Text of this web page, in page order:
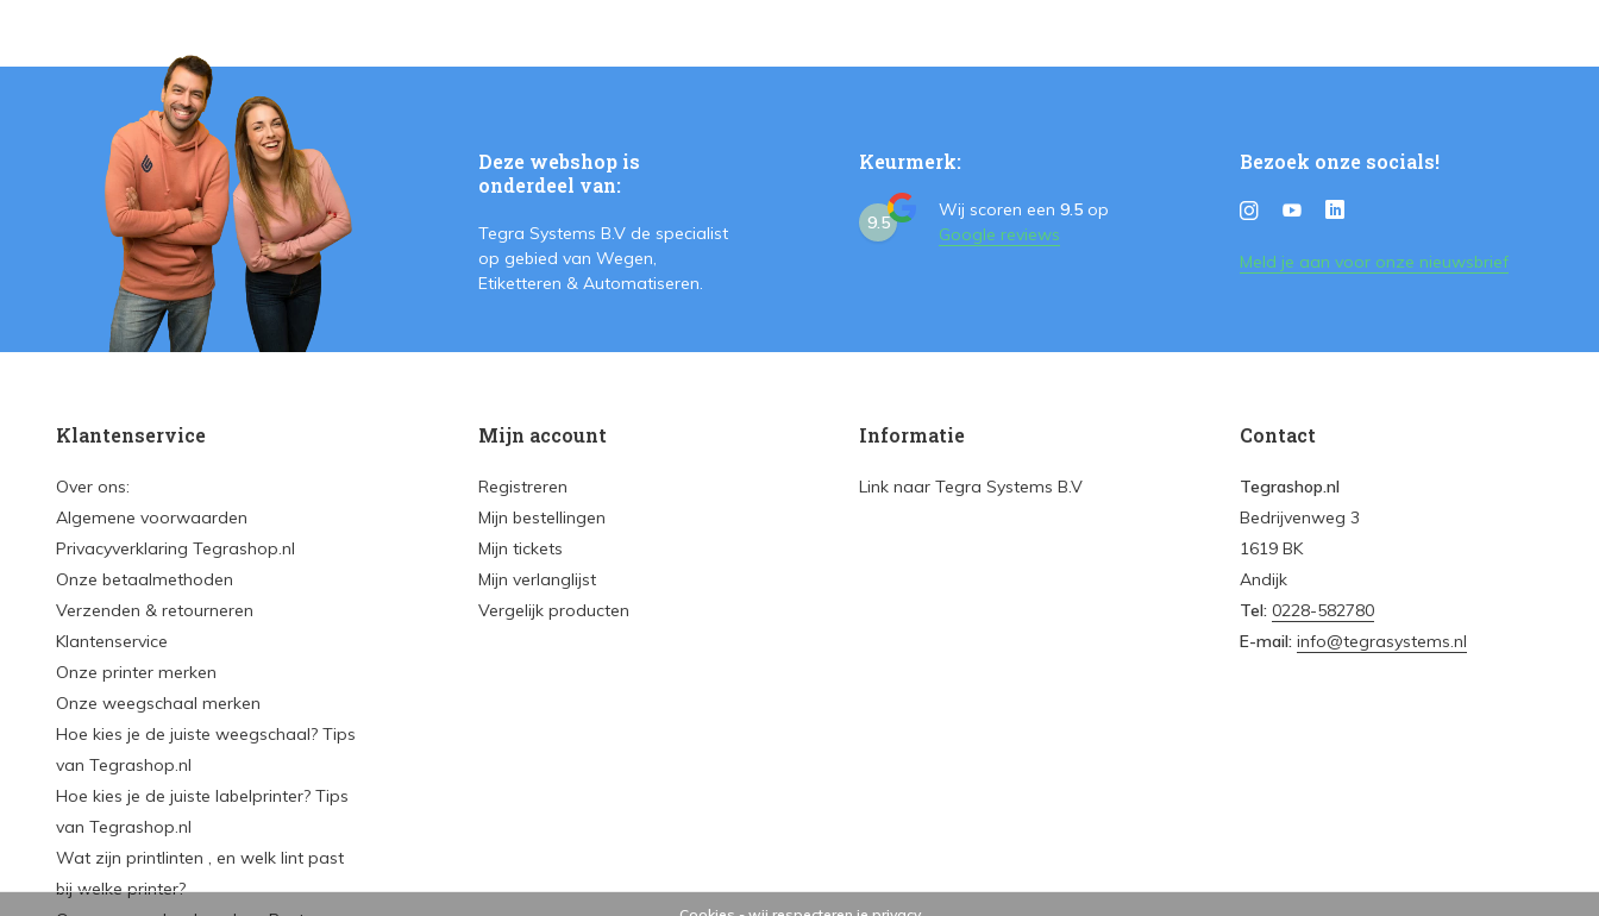
Deze webshop is
onderdeel van:
Tegra Systems B.V de specialist
op gebied van Wegen,
Etiketteren & Automatiseren.
Keurmerk:
9.5
Wij scoren een 9.5 op
Google reviews
Bezoek onze socials!
Meld je aan voor onze nieuwsbrief
Klantenservice
Over ons:
Algemene voorwaarden
Privacyverklaring Tegrashop.nl
Onze betaalmethoden
Verzenden & retourneren
Klantenservice
Onze printer merken
Onze weegschaal merken
Hoe kies je de juiste weegschaal? Tips
van Tegrashop.nl
Hoe kies je de juiste labelprinter? Tips
van Tegrashop.nl
Wat zijn printlinten , en welk lint past
bij welke printer?
Mijn account
Registreren
Mijn bestellingen
Mijn tickets
Mijn verlanglijst
Vergelijk producten
Informatie
Link naar Tegra Systems B.V
Contact
Tegrashop.nl
Bedrijvenweg 3
1619 BK
Andijk
Tel: 0228-582780
E-mail: info@tegrasystems.nl